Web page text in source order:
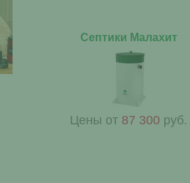
Септики Малахит
Цены от 87 300 руб.